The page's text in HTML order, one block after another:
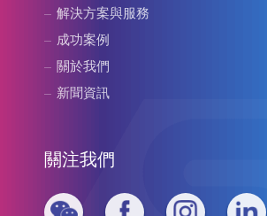
解決方案與服務
成功案例
關於我們
新聞資訊
關注我們